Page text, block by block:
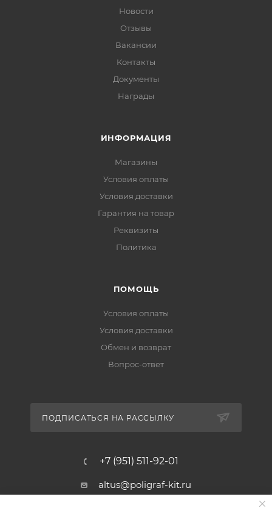
Новости
Отзывы
Вакансии
Контакты
Документы
Награды
ИНФОРМАЦИЯ
Магазины
Условия оплаты
Условия доставки
Гарантия на товар
Реквизиты
Политика
ПОМОЩЬ
Условия оплаты
Условия доставки
Обмен и возврат
Вопрос-ответ
ПОДПИСАТЬСЯ НА РАССЫЛКУ
+7 (951) 511-92-01
altus@poligraf-kit.ru